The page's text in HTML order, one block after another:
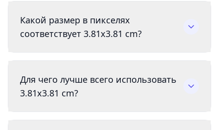
Какой размер в пикселях
соответствует 3.81x3.81 cm?
Для чего лучше всего использовать
3.81x3.81 cm?